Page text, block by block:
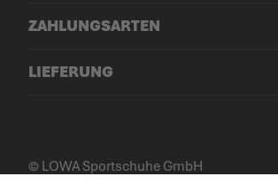
ZAHLUNGSARTEN
LIEFERUNG
© LOWA Sportschuhe GmbH